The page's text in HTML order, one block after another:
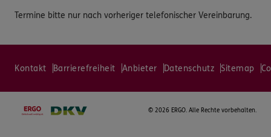
Termine bitte nur nach vorheriger telefonischer Vereinbarung.
Kontakt Barrierefreiheit Anbieter Datenschutz Sitemap
© 2026 ERGO. Alle Rechte vorbehalten.